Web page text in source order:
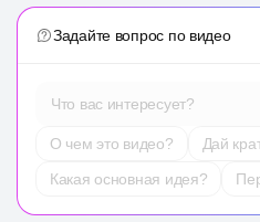
Задайте вопрос по видео
Что вас интересует?
О чем это видео?
Дай
Какая основная идея?